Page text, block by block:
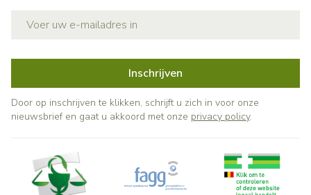
Inschrijven
Door op inschrijven te klikken, schrijft u zich in voor onze
nieuwsbrief en gaat u akkoord met onze privacy policy.